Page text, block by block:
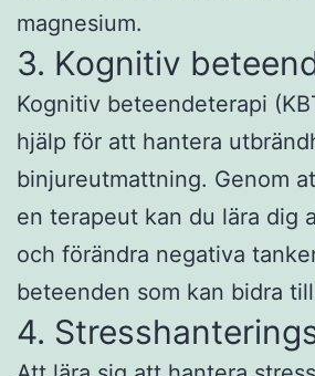
magnesium.
3. Kognitiv
Kognitiv beteendeterapi
hjälp för att hantera
binjureutmattning. Genom
en terapeut kan du lära dig
och förändra negativa
beteenden som kan bidra
4.